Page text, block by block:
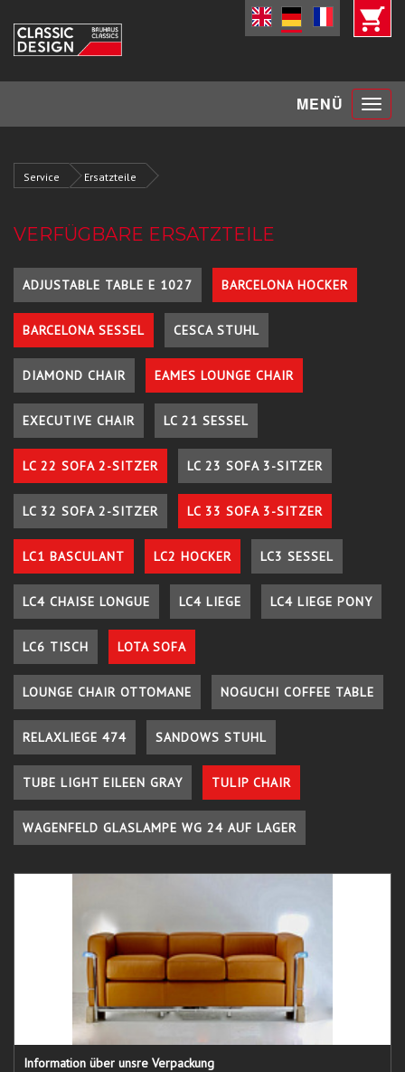
MENÜ Toggle
Service Ersatzteile
VERFÜGBARE ERSATZTEILE
ADJUSTABLE TABLE E 1027 BARCELONA HOCKER
BARCELONA SESSEL CESCA STUHL
DIAMOND CHAIR EAMES LOUNGE CHAIR
EXECUTIVE CHAIR LC 21 SESSEL
LC 22 SOFA 2-SITZER LC 23 SOFA 3-SITZER
LC 32 SOFA 2-SITZER LC 33 SOFA 3-SITZER
LC1 BASCULANT LC2 HOCKER LC3 SESSEL
LC4 CHAISE LONGUE LC4 LIEGE LC4 LIEGE PONY
LC6 TISCH LOTA SOFA
LOUNGE CHAIR OTTOMANE NOGUCHI COFFEE TABLE
RELAXLIEGE 474 SANDOWS STUHL
TUBE LIGHT EILEEN GRAY TULIP CHAIR
WAGENFELD GLASLAMPE WG 24 AUF LAGER
Information über unsre Verpackung